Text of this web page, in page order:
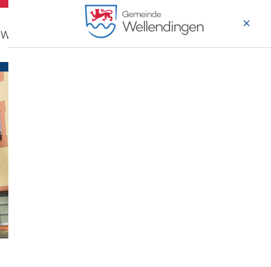
Wirtschaft & Arbeiten